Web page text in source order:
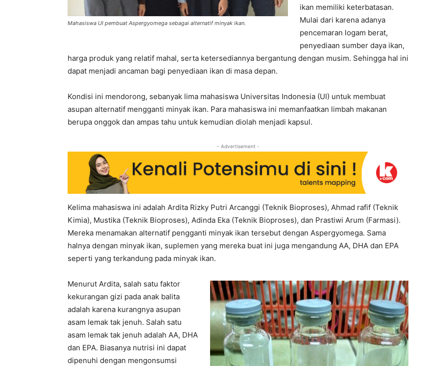
Mahasiswa UI pembuat Aspergyomega sebagai alternatif minyak ikan.
ikan memiliki keterbatasan.
Mulai dari karena adanya
pencemaran logam berat,
penyediaan sumber daya ikan,
harga produk yang relatif mahal, serta ketersediannya bergantung dengan musim. Sehingga hal ini
dapat menjadi ancaman bagi penyediaan ikan di masa depan.
Kondisi ini mendorong, sebanyak lima mahasiswa Universitas Indonesia (UI) untuk membuat
asupan alternatif mengganti minyak ikan. Para mahasiswa ini memanfaatkan limbah makanan
berupa onggok dan ampas tahu untuk kemudian diolah menjadi kapsul.
- Advertisement -
Kelima mahasiswa ini adalah Ardita Rizky Putri Arcanggi (Teknik Bioproses), Ahmad rafif (Teknik
Kimia), Mustika (Teknik Bioproses), Adinda Eka (Teknik Bioproses), dan Prastiwi Arum (Farmasi).
Mereka menamakan alternatif pengganti minyak ikan tersebut dengan Aspergyomega. Sama
halnya dengan minyak ikan, suplemen yang mereka buat ini juga mengandung AA, DHA dan EPA
seperti yang terkandung pada minyak ikan.
Menurut Ardita, salah satu faktor
kekurangan gizi pada anak balita
adalah karena kurangnya asupan
asam lemak tak jenuh. Salah satu
asam lemak tak jenuh adalah AA, DHA
dan EPA. Biasanya nutrisi ini dapat
dipenuhi dengan mengonsumsi